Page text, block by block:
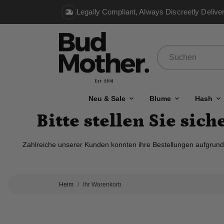
Legally Compliant, Always Discreetly
Neu & Sale Blume Hash
Bitte stellen Sie
Zahlreiche unserer Kunden konnten ihre Bestellungen
Heim Ihr Warenkorb